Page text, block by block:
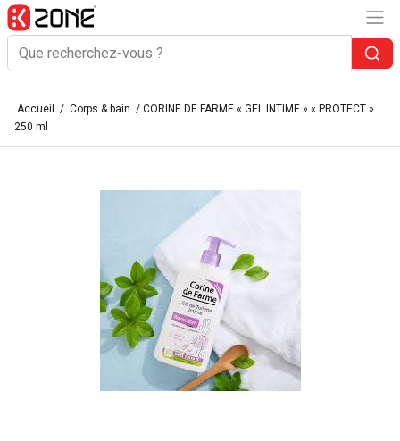
Accueil / Corps & bain / CORINE DE FARME « GEL INTIME » « PROTECT »
250 ml